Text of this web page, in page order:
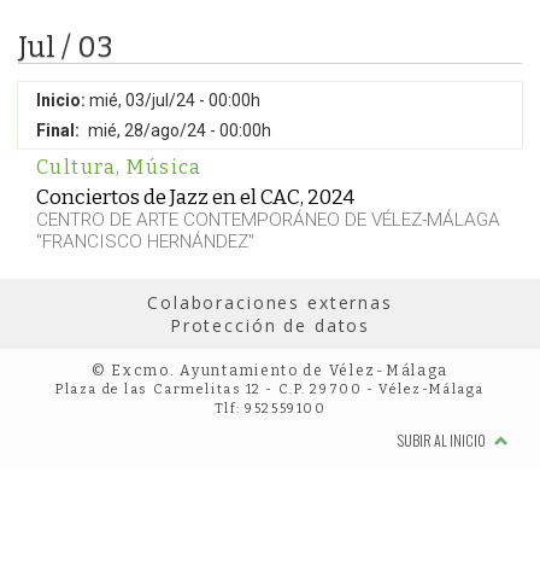
Jul / 03
Inicio: mié, 03/jul/24 - 00:00h
Final: mié, 28/ago/24 - 00:00h
Cultura, Música
Conciertos de Jazz en el CAC, 2024
CENTRO DE ARTE CONTEMPORÁNEO DE VÉLEZ-MÁLAGA
"FRANCISCO HERNÁNDEZ"
Colaboraciones externas
Protección de datos
© Excmo. Ayuntamiento de Vélez-Málaga
Plaza de las Carmelitas 12 - C.P. 29700 - Vélez-Málaga
Tlf: 952559100
SUBIR AL INICIO